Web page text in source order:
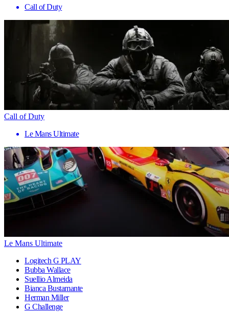
Call of Duty
Call of Duty
Le Mans Ultimate
Le Mans Ultimate
Logitech G PLAY
Bubba Wallace
Suellio Almeida
Bianca Bustamante
Herman Miller
G Challenge